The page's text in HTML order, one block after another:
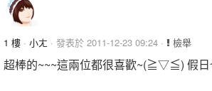
1 樓 · 小ㄤ · 發表於 2011-12-23 09:24 · 檢舉
超棒的~~~這兩位都很喜歡~(≧▽≦) 假日